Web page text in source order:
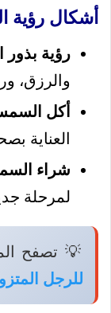
أشكال رؤية
رؤية
والرزق،
أكل
العناية
شراء
لمرحلة
💡 تصفح
للرجل